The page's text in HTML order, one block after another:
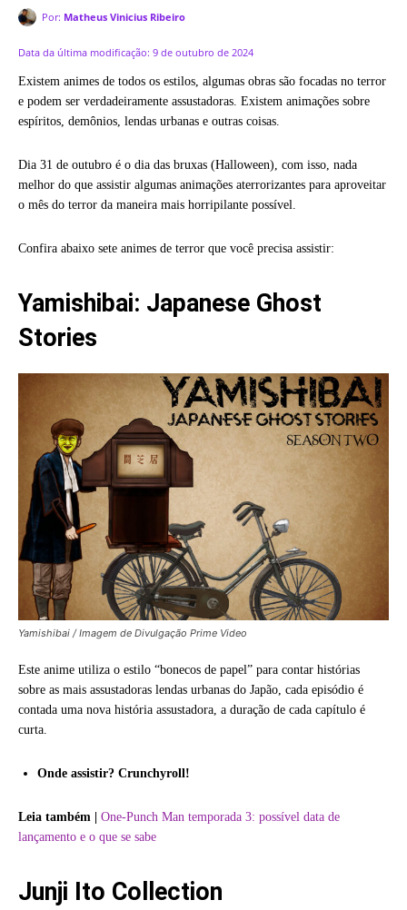
Por: Matheus Vinicius Ribeiro
Data da última modificação: 9 de outubro de 2024
Existem animes de todos os estilos, algumas obras são focadas no terror
e podem ser verdadeiramente assustadoras. Existem animações sobre
espíritos, demônios, lendas urbanas e outras coisas.
Dia 31 de outubro é o dia das bruxas (Halloween), com isso, nada
melhor do que assistir algumas animações aterrorizantes para aproveitar
o mês do terror da maneira mais horripilante possível.
Confira abaixo sete animes de terror que você precisa assistir:
Yamishibai: Japanese Ghost
Stories
Yamishibai / Imagem de Divulgação Prime Video
Este anime utiliza o estilo “bonecos de papel” para contar histórias
sobre as mais assustadoras lendas urbanas do Japão, cada episódio é
contada uma nova história assustadora, a duração de cada capítulo é
curta.
Onde assistir? Crunchyroll!
Leia também | One-Punch Man temporada 3: possível data de
lançamento e o que se sabe
Junji Ito Collection